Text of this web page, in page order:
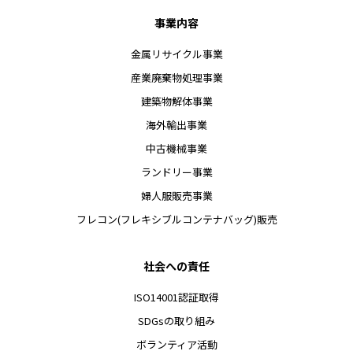
事業内容
金属リサイクル事業
産業廃棄物処理事業
建築物解体事業
海外輸出事業
中古機械事業
ランドリー事業
婦人服販売事業
フレコン(フレキシブルコンテナバッグ)販売
社会への責任
ISO14001認証取得
SDGsの取り組み
ボランティア活動